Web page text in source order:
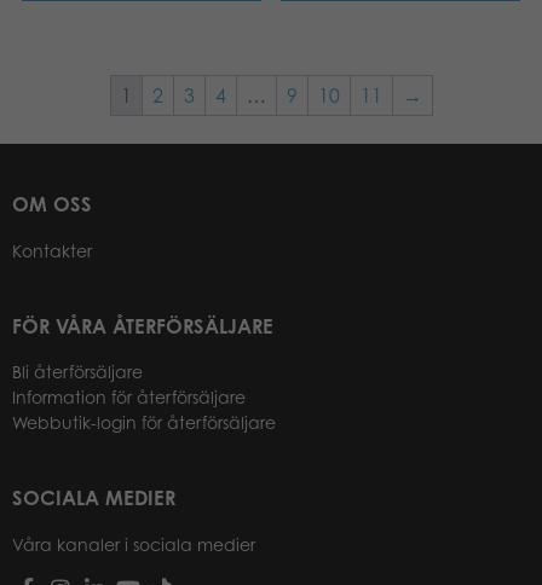
1 2 3 4 … 9 10 11 →
OM OSS
Kontakter
FÖR VÅRA ÅTERFÖRSÄLJARE
Bli återförsäljare
Information för återförsäljare
Webbutik-login för återförsäljare
SOCIALA MEDIER
Våra kanaler i sociala medier